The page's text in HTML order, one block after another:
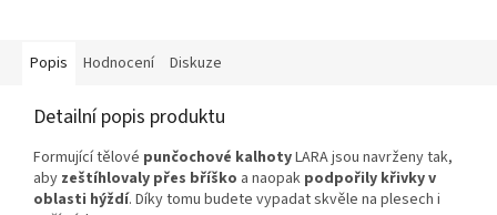
Popis Hodnocení Diskuze
Detailní popis produktu
Formující tělové punčochové kalhotyLARA jsou navrženy tak,
aby zeštíhlovaly přes bříško a naopak podpořily křivky v
oblasti hýždí. Díky tomu budete vypadat skvěle na plesech i